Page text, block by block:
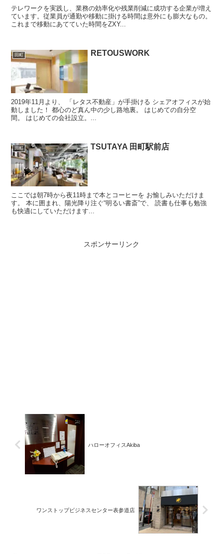
テレワークを実践し、業務の効率化や残業削減に成功する企業が増え
ています。従業員が通勤や移動に掛ける時間は意外にも膨大なもの。
これまで移動にあてていた時間をZXY...
田町 RETOUSWORK
2019年11月より、 「レタス不動産」が手掛ける シェアオフィスが始
動しました！ 都心のど真ん中の少し路地裏。 はじめての自分空
間。 はじめての会社設立。...
田町 TSUTAYA 田町駅前店
ここでは朝7時から夜11時まで本とコーヒーを お愉しみいただけま
す。 本に囲まれ、陽光降り注ぐ“明るい書斎”で、 読書も仕事も勉強
も快適にしていただけます...
スポンサーリンク
ハローオフィスAkiba
ワンストップビジネスセンター表参道店